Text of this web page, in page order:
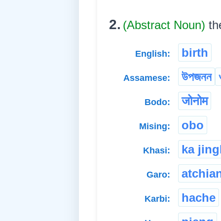
2. (Abstract Noun)
English: birth
Assamese: উপজনন
Bodo: जोनोम
Mising: obo
Khasi: ka
Garo:
Karbi: hache